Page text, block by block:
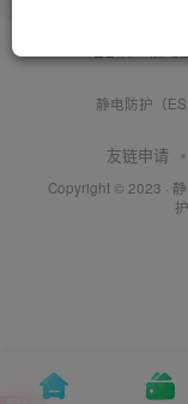
静电防护（
友链申请
Copyright © 2023 ·
护